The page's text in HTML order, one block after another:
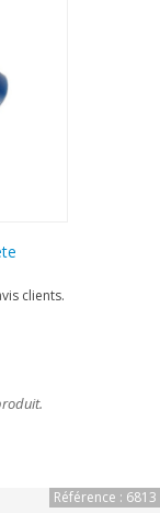
clients.
Référence : 6813